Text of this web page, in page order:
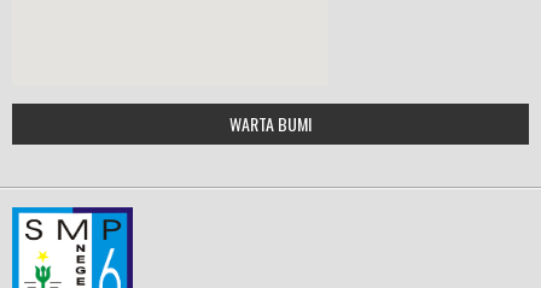
Tes Matrikulasi 2019
Google Maps Generator by
embedgooglemap.net
WARTA BUMI